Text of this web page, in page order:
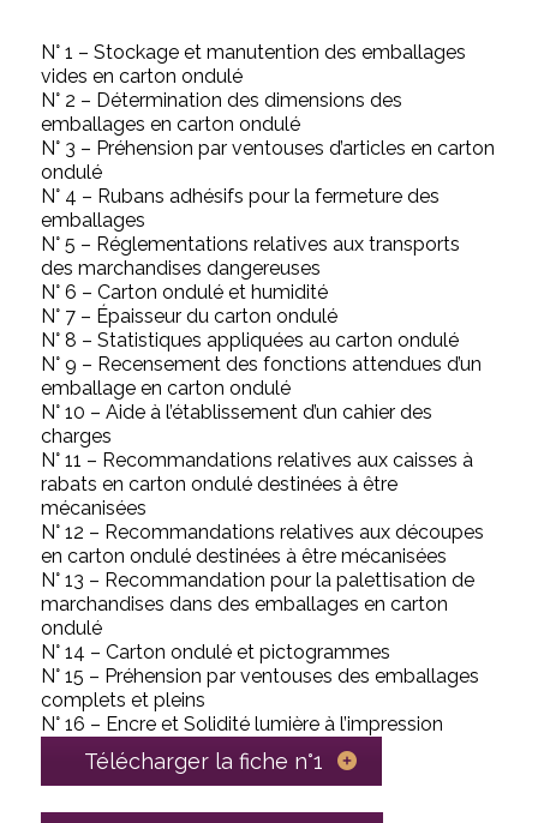
N° 1 – Stockage et manutention des emballages
vides en carton ondulé
N° 2 – Détermination des dimensions des
emballages en carton ondulé
N° 3 – Préhension par ventouses d’articles en carton
ondulé
N° 4 – Rubans adhésifs pour la fermeture des
emballages
N° 5 – Réglementations relatives aux transports
des marchandises dangereuses
N° 6 – Carton ondulé et humidité
N° 7 – Épaisseur du carton ondulé
N° 8 – Statistiques appliquées au carton ondulé
N° 9 – Recensement des fonctions attendues d’un
emballage en carton ondulé
N° 10 – Aide à l’établissement d’un cahier des
charges
N° 11 – Recommandations relatives aux caisses à
rabats en carton ondulé destinées à être
mécanisées
N° 12 – Recommandations relatives aux découpes
en carton ondulé destinées à être mécanisées
N° 13 – Recommandation pour la palettisation de
marchandises dans des emballages en carton
ondulé
N° 14 – Carton ondulé et pictogrammes
N° 15 – Préhension par ventouses des emballages
complets et pleins
N° 16 – Encre et Solidité lumière à l’impression
Télécharger la fiche n°1